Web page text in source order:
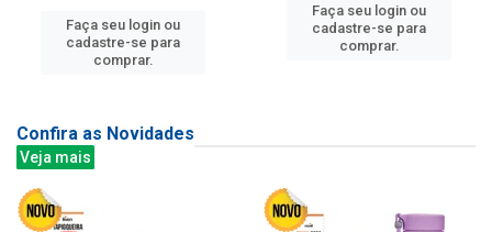
Faça seu login ou
cadastre-se para
comprar.
Faça seu login ou
cadastre-se para
comprar.
Confira as Novidades
Veja mais